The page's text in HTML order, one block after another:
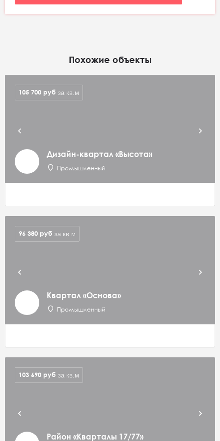
Похожие объекты
Дизайн-квартал «Высота»
Промышленный
105 700 руб за кв.м
Квартал «Основа»
Промышленный
96 380 руб за кв.м
Район «Кварталы 17/77»
103 690 руб за кв.м